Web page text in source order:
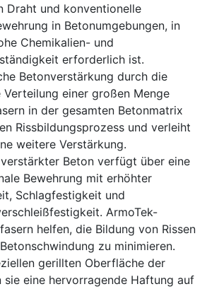
Draht und konventionelle
in Betonumgebungen, in
Chemikalien- und
erforderlich ist.
Betonverstärkung durch die
einer großen Menge
in der gesamten Betonmatrix
Rissbildungsprozess und verleiht
weitere Verstärkung.
Beton verfügt über eine
Bewehrung mit erhöhter
Schlagfestigkeit und
ArmoTek-
helfen, die Bildung von Rissen
zu minimieren.
gerillten Oberfläche der
sie eine hervorragende Haftung auf